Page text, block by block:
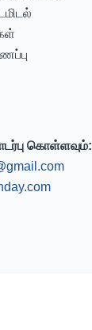
கொள்ளவும்: